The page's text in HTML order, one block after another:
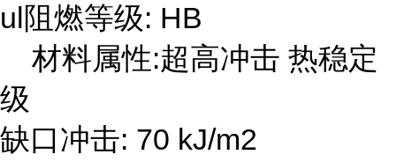
ul阻燃等级: HB
材料属性:超高冲击 热稳定
级
缺口冲击: 70 kJ/m2